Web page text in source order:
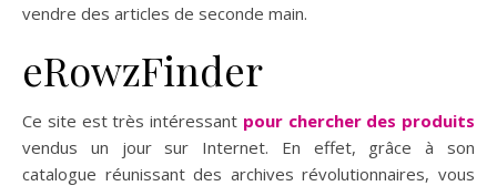
vendre des articles de seconde main.
eRowzFinder
Ce site est très intéressant pour chercher des produits
vendus un jour sur Internet. En effet, grâce à son
catalogue réunissant des archives révolutionnaires, vous